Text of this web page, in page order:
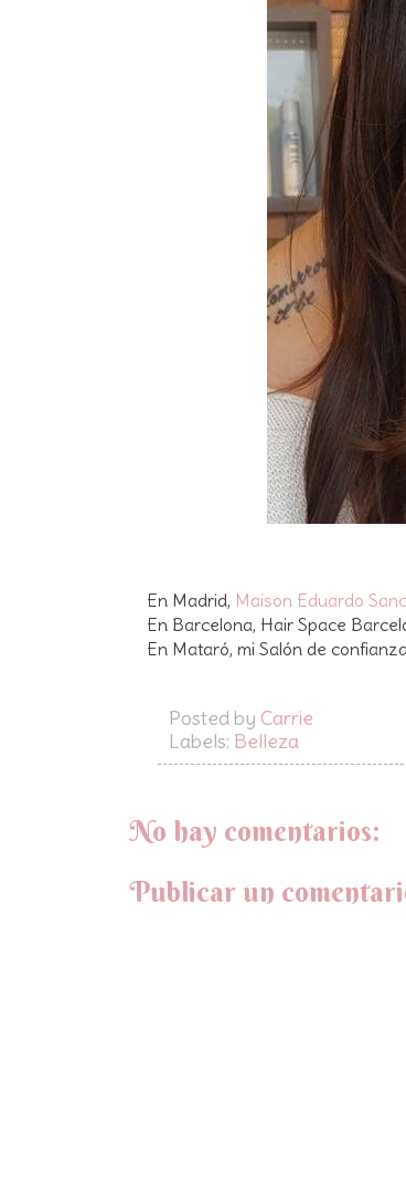
En Madrid, Maison Eduardo
En Barcelona, Hair Space
En Mataró, mi Salón de
Posted by Carrie
Labels: Belleza
No hay comentarios:
Publicar un